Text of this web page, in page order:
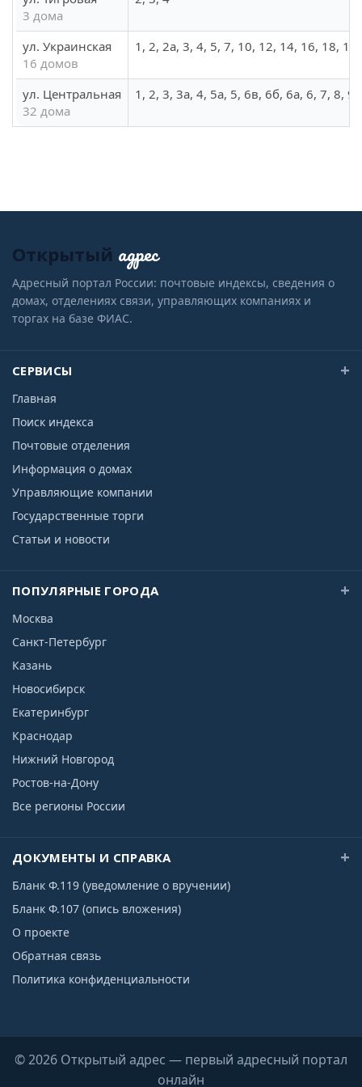
3 дома
ул. Украинская
16 домов
1, 2, 2а, 3, 4, 5, 7, 10, 12, 14, 16, 18,
ул. Центральная
32 дома
1, 2, 3, 3а, 4, 5а, 5, 6в, 6б, 6а, 6, 7, 8,
Открытый адрес
Адресный портал России: почтовые индексы, сведения о
домах, отделениях связи, управляющих компаниях и
торгах на базе ФИАС.
СЕРВИСЫ
Главная
Поиск индекса
Почтовые отделения
Информация о домах
Управляющие компании
Государственные торги
Статьи и новости
ПОПУЛЯРНЫЕ ГОРОДА
Москва
Санкт-Петербург
Казань
Новосибирск
Екатеринбург
Краснодар
Нижний Новгород
Ростов-на-Дону
Все регионы России
ДОКУМЕНТЫ И СПРАВКА
Бланк Ф.119 (уведомление о вручении)
Бланк Ф.107 (опись вложения)
О проекте
Обратная связь
Политика конфиденциальности
© 2026 Открытый адрес — первый адресный портал
онлайн